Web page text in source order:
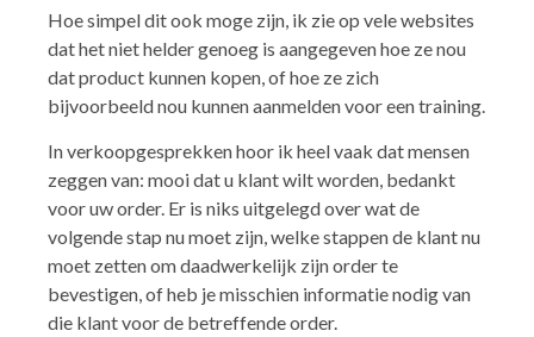
Hoe simpel dit ook moge zijn, ik zie op vele websites
dat het niet helder genoeg is aangegeven hoe ze nou
dat product kunnen kopen, of hoe ze zich
bijvoorbeeld nou kunnen aanmelden voor een training.
In verkoopgesprekken hoor ik heel vaak dat mensen
zeggen van: mooi dat u klant wilt worden, bedankt
voor uw order. Er is niks uitgelegd over wat de
volgende stap nu moet zijn, welke stappen de klant nu
moet zetten om daadwerkelijk zijn order te
bevestigen, of heb je misschien informatie nodig van
die klant voor de betreffende order.